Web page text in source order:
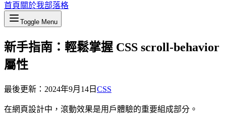
首頁 關於我部落格
Toggle Menu
新手指南：輕鬆掌握 CSS scroll-behavior
屬性
最後更新： 2024年9月14日 CSS
在網頁設計中，滾動效果是用戶體驗的重要組成部分。